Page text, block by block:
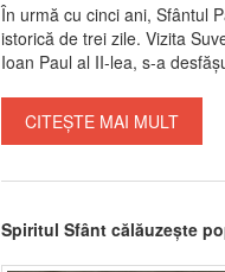
În urmă cu cinci ani, Sfântul
istorică de trei zile. Vizita
Ioan Paul al II-lea, s-a
CITEȘTE MAI MULT
Spiritul Sfânt călăuzește